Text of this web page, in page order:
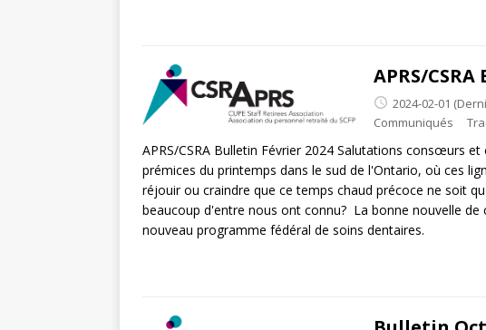
APRS/
2024-02-01
Communiqués
APRS/CSRA Bulletin Février 2024 Salutations consœurs
prémices du printemps dans le sud de l'Ontario, où ces
réjouir ou craindre que ce temps chaud précoce ne soit
beaucoup d'entre nous ont connu? La bonne nouvelle
nouveau programme fédéral de soins dentaires.